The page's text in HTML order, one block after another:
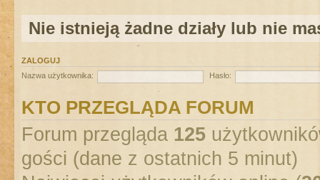
Nie istnieją żadne działy lub nie
ZALOGUJ
Nazwa użytkownika:
Hasło:
KTO PRZEGLĄDA FORUM
Forum przegląda 125
gości (dane z ostatnich 5 minut)